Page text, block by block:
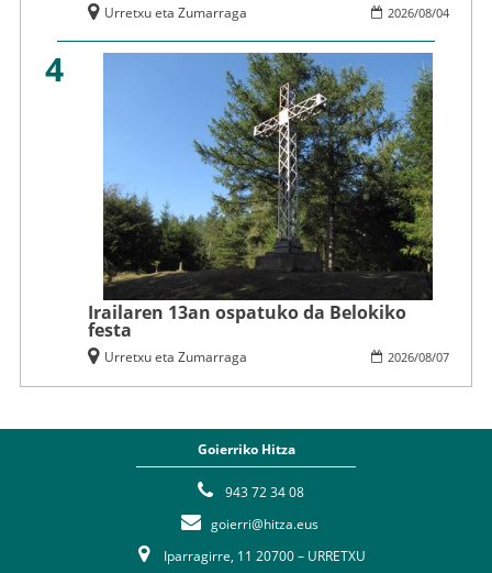
2026/08/04
Urretxu eta Zumarraga
4
Irailaren 13an ospatuko da Belokiko
festa
2026/08/07
Urretxu eta Zumarraga
Goierriko Hitza
943 72 34 08
goierri@hitza.eus
Iparragirre, 11 20700 – URRETXU